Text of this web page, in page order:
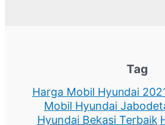
Tag
Harga Mobil Hyundai
Mobil Hyundai
Hyundai Bekasi Terbaik